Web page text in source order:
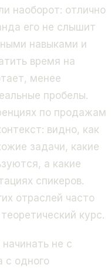
наоборот: отлично
его не слышит
навыками и
время на
менее
пробелы.
по продажам
видно, как
задачи, какие
а какие
спикеров.
отраслей часто
курс.
не с
с одного